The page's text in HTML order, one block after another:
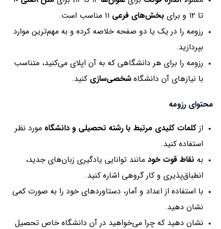
تا ۱۲ و برای
بخش‌های فرعی
رزومه را در یک یا دو صفحه خلاصه کرده و به مهم‌ترین موارد
بپردازید.
رزومه را برای هر دانشگاهی که به آن اپلای می‌کنید، متناسب
با نیازهای آن دانشگاه شخصی‌سازی کنید.
محتوای رزومه
از کلمات کلیدی مرتبط با رشته تحصیلی و دانشگاه مورد نظر
استفاده کنید.
به نقاط قوت خود مانند توانایی یادگیری زبان‌های جدید،
انطباق‌پذیری و کار گروهی اشاره کنید.
با استفاده از اعداد و آمار، دستاوردهای خود را به صورت کمی
نشان دهید.
نشان دهید که چرا می‌خواهید در آن دانشگاه خاص تحصیل